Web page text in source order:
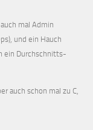
mal Admin
und ein Hauch
ein Durchschnitts-
auch schon mal zu C,